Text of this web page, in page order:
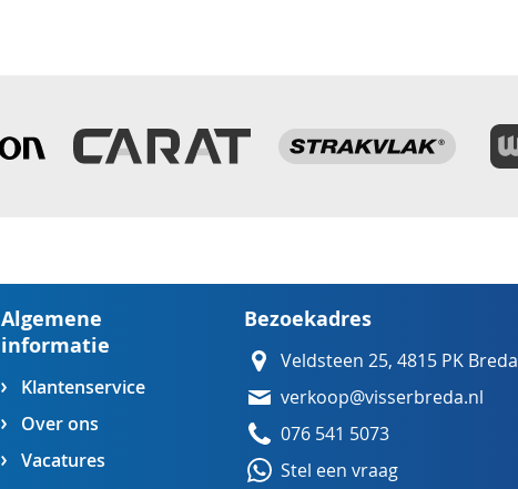
Algemene
informatie
Klantenservice
Over ons
Vacatures
Bezoekadres
Veldsteen 25, 4815 PK Breda
verkoop@visserbreda.nl
076 541 5073
Stel een vraag